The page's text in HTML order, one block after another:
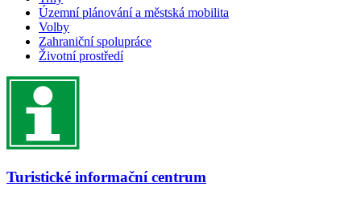
Územní plánování a městská mobilita
Volby
Zahraniční spolupráce
Životní prostředí
Turistické informační centrum